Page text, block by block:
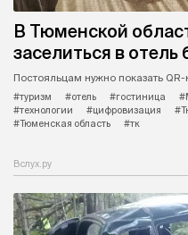
В Тюменской
заселиться в отель
Постояльцам нужно показать QR-
#туризм
#отель #гостиница
#технологии
#цифровизация
#Тюменская область
#тк
Вслух.ру